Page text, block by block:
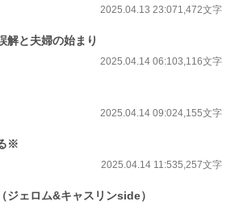
2025.04.13 23:071,472文字
解と夫婦の始まり
2025.04.14 06:103,116文字
2025.04.14 09:024,155文字
※
2025.04.14 11:535,257文字
ジェロム&キャスリンside）